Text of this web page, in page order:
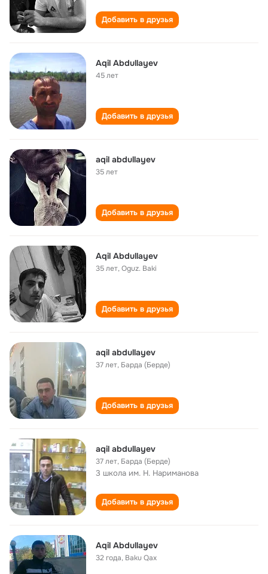
Добавить в друзья
Aqil Abdullayev
45 лет
Добавить в друзья
aqil abdullayev
35 лет
Добавить в друзья
Aqil Abdullayev
35 лет,Oguz. Baki
Добавить в друзья
aqil abdullayev
37 лет, Барда (Берде)
Добавить в друзья
aqil abdullayev
37 лет, Барда (Берде)
3 школа им. Н. Нариманова
Добавить в друзья
Aqil Abdullayev
32 года, Baku Qax